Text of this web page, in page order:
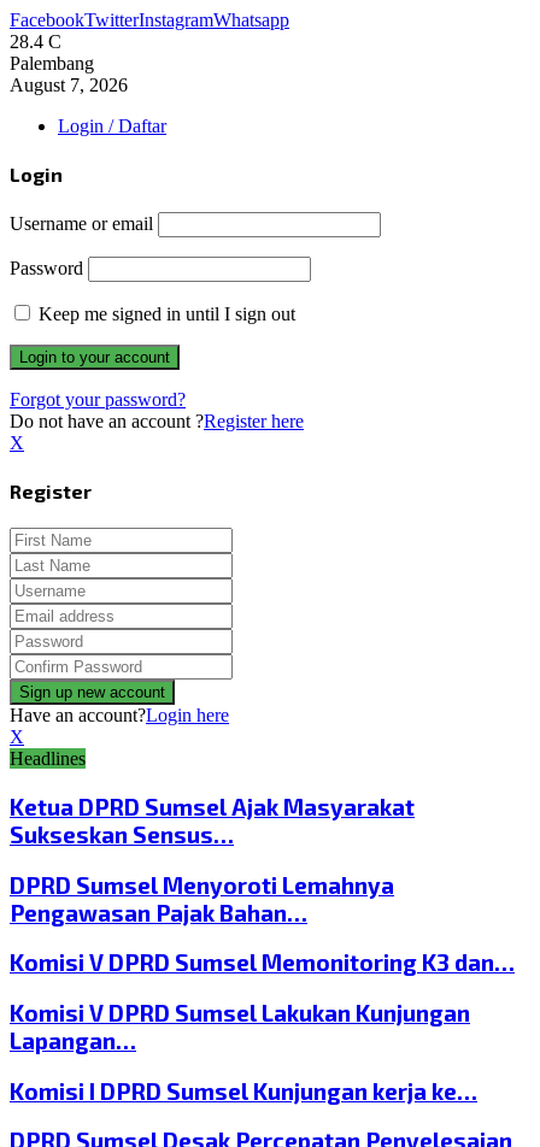
FacebookTwitterInstagramWhatsapp
28.4 C
Palembang
August 7, 2026
Login / Daftar
Login
Username or email
Password
Keep me signed in until I sign out
Forgot your password?
Do not have an account ?Register here
X
Register
Have an account?Login here
X
Headlines
Ketua DPRD Sumsel Ajak Masyarakat
Sukseskan Sensus…
DPRD Sumsel Menyoroti Lemahnya
Pengawasan Pajak Bahan…
Komisi V DPRD Sumsel Memonitoring K3 dan…
Komisi V DPRD Sumsel Lakukan Kunjungan
Lapangan…
Komisi I DPRD Sumsel Kunjungan kerja ke…
DPRD Sumsel Desak Percepatan Penyelesaian